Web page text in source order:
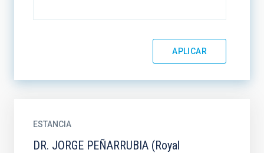
ESTANCIA
DR. JORGE PEÑARRUBIA (Royal